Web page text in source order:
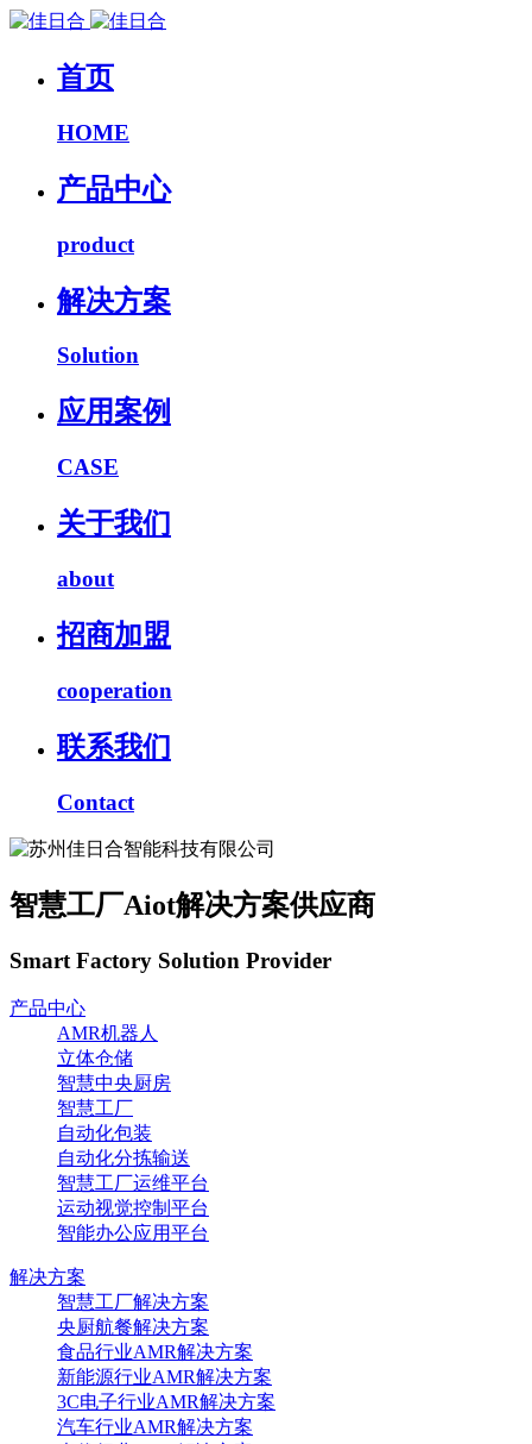
首页
HOME
产品中心
product
解决方案
Solution
应用案例
CASE
关于我们
about
招商加盟
cooperation
联系我们
Contact
智慧工厂Aiot解决方案供应商
Smart Factory Solution Provider
产品中心
AMR机器人
立体仓储
智慧中央厨房
智慧工厂
自动化包装
自动化分拣输送
智慧工厂运维平台
运动视觉控制平台
智能办公应用平台
解决方案
智慧工厂解决方案
央厨航餐解决方案
食品行业AMR解决方案
新能源行业AMR解决方案
3C电子行业AMR解决方案
汽车行业AMR解决方案